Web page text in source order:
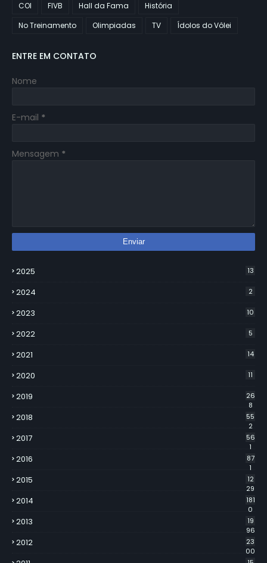
COI
FIVB Hall da Fama
História
No Treinamento
Olimpiadas TV Ídolos do Vôlei
ENTRE EM CONTATO
Nome
E-mail *
Mensagem *
2025 13
2024 2
2023 10
2022 5
2021 14
2020 11
2019
26
8
2018
55
2
2017
56
1
2016
87
1
2015
12
29
2014
181
0
2013
19
96
2012
23
00